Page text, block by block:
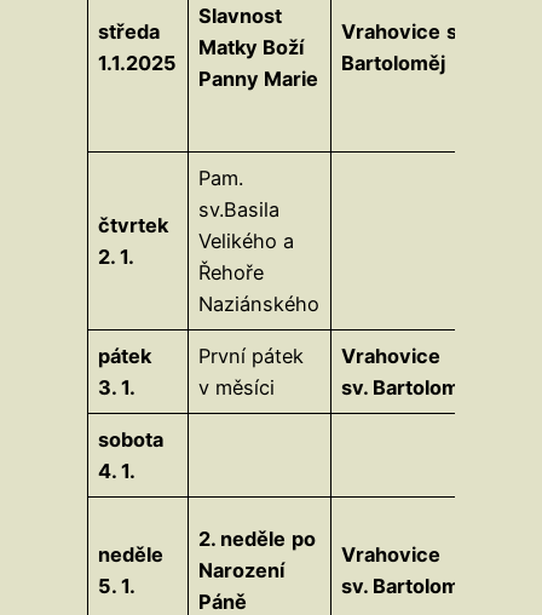
středa
1.1.2025
Slavnost
Matky Boží
Panny Marie
Vrahovice sv.
Bartoloměj
čtvrtek
2. 1.
Pam.
sv.Basila
Velikého a
Řehoře
Naziánského
pátek
3. 1.
První pátek
v měsíci
Vrahovice
sv. Bartoloměj
sobota
4. 1.
neděle
5. 1.
2. neděle po
Narození
Páně
Vrahovice
sv. Bartoloměj